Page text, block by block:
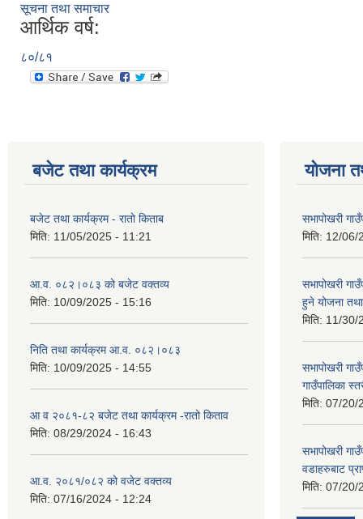
सूचना तथा समाचार
आर्थिक वर्ष:
८०/८१
बजेट तथा कार्यक्रम
बजेट तथा कार्यक्रम - रातो किताब
मिति: 11/05/2025 - 11:21
आ.व. ०८२।०८३ को बजेट वक्तव्य
मिति: 10/09/2025 - 15:16
निति तथा कार्यक्रम आ.व. ०८२।०८३
मिति: 10/09/2025 - 14:55
आ व २०८१-८२ बजेट तथा कार्यक्रम -रातो किताव
मिति: 08/29/2024 - 16:43
आ.व. २०८१/०८२ को वजेट वक्तव्य
मिति: 07/16/2024 - 12:24
योजना
सभापोखरी
मिति: 12/06/
सभापोखरी
हुने योजना
मिति: 11/30/
सभापोखरी
गाउँपालिका
मिति: 07/20/
सभापोखरी
वडाहरुबाट
मिति: 07/20/